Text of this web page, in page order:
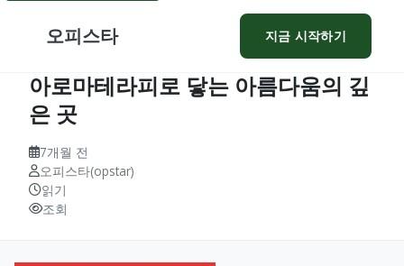
오피스타 지금 시작하기
아로마테라피로 닿는 아름다움의 깊
은 곳
7개월 전
오피스타(opstar)
읽기
조회